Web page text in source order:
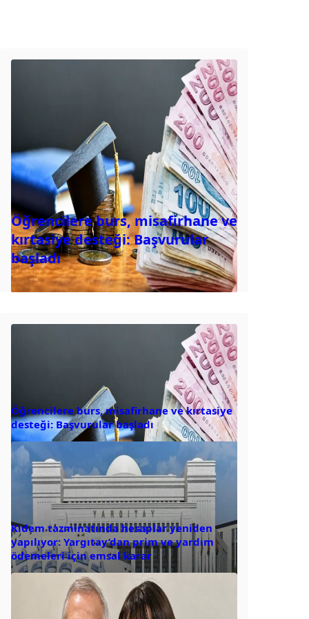
Öğrencilere burs, misafirhane ve
kırtasiye desteği: Başvurular
başladı
Öğrencilere burs, misafirhane ve kırtasiye
desteği: Başvurular başladı
Kıdem tazminatında hesaplar yeniden
yapılıyor: Yargıtay’dan prim ve yardım
ödemeleri için emsal karar